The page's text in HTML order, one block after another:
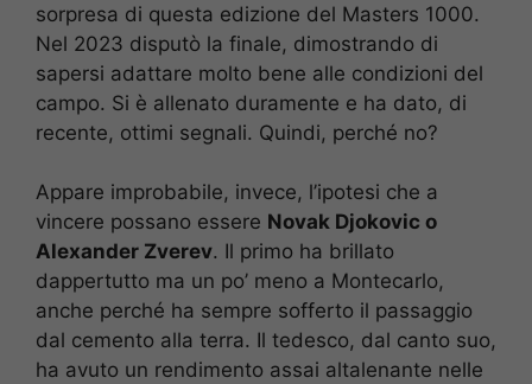
sorpresa di questa edizione del Masters 1000.
Nel 2023 disputò la finale, dimostrando di
sapersi adattare molto bene alle condizioni del
campo. Si è allenato duramente e ha dato, di
recente, ottimi segnali. Quindi, perché no?
Appare improbabile, invece, l’ipotesi che a
vincere possano essere Novak Djokovic o
Alexander Zverev. Il primo ha brillato
dappertutto ma un po’ meno a Montecarlo,
anche perché ha sempre sofferto il passaggio
dal cemento alla terra. Il tedesco, dal canto suo,
ha avuto un rendimento assai altalenante nelle